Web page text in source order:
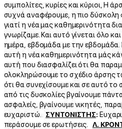
συμπολίτες, κυρίες και κύριοι, Η
συχνά αναφέρουμε, η πιο
γιατί η νέα μας καθημερινότητα
γνωρίζαμε. Και αυτό γίνεται όλο
ημέρα, εβδομάδα με την εβδομάδα.
αυτή η νέα καθημερινότητα μάς
αυτή που διασφαλίζει ότι θα
ολοκληρώσουμε το σχέδιο άρσης
ότι θα συνεχίσουμε και σε αυτό το
από τις δυσκολίες βγαίνουμε
ασφαλείς, βγαίνουμε νικητές,
ευχαριστώ. ΣΥΝΤΟΝΙΣΤΗΣ:
περάσουμε σε ερωτήσεις.
Λ.